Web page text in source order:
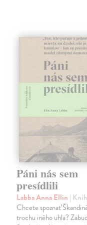
Páni nás sem
presídlili
Labba Anna Ellin |
Chcete spoznať
trochu iného uhla?